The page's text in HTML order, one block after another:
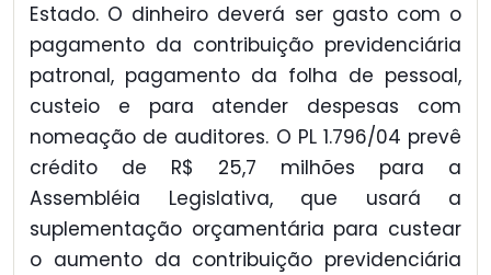
Estado. O dinheiro deverá ser gasto com o
pagamento da contribuição previdenciária
patronal, pagamento da folha de pessoal,
custeio e para atender despesas com
nomeação de auditores. O PL 1.796/04 prevê
crédito de R$ 25,7 milhões para a
Assembléia Legislativa, que usará a
suplementação orçamentária para custear
o aumento da contribuição previdenciária